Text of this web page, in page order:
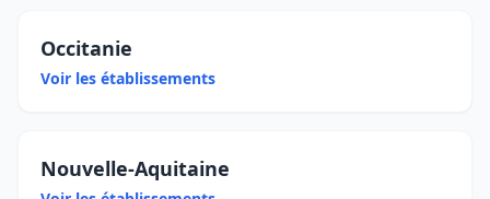
Occitanie
Voir les établissements
Nouvelle-Aquitaine